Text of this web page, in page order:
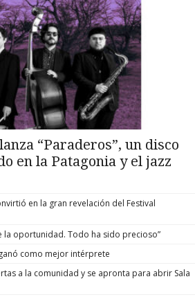
“Paraderos”, un disco
en la Patagonia y el jazz
en la gran revelación del Festival
la oportunidad. Todo ha sido precioso”
como mejor intérprete
a la comunidad y se apronta para abrir Sala